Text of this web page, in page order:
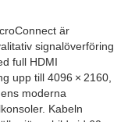
är
signalöverföring
full HDMI
upp till 4096 × 2160,
moderna
Kabeln